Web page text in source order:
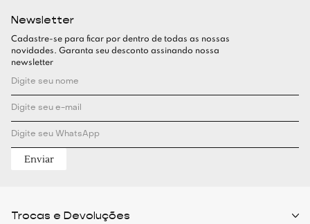
Newsletter
Cadastre-se para ficar por dentro de todas as nossas
novidades. Garanta seu desconto assinando nossa
newsletter
Enviar
Trocas e Devoluções